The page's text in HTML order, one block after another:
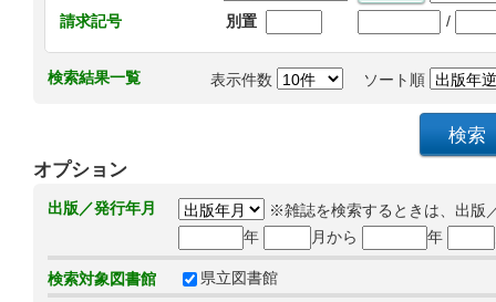
請求記号
別置 /
検索結果一覧 表示件数 ソート順
オプション
出版／発行年月
※雑誌を検索するときは、出版
年
月から 年
検索対象図書館 県立図書館